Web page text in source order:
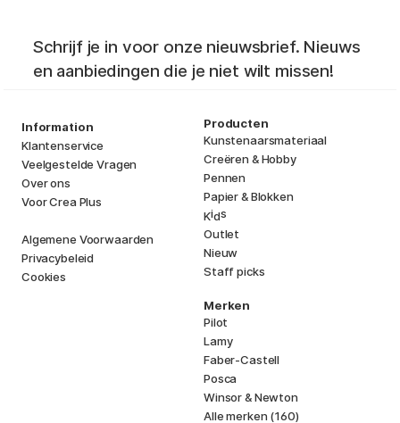
Schrijf je in voor onze nieuwsbrief. Nieuws
en aanbiedingen die je niet wilt missen!
Information
Klantenservice
Veelgestelde Vragen
Over ons
Voor Crea Plus
Algemene Voorwaarden
Privacybeleid
Cookies
Producten
Kunstenaarsmateriaal
Creëren & Hobby
Pennen
Papier & Blokken
Kids
Outlet
Nieuw
Staff picks
Merken
Pilot
Lamy
Faber-Castell
Posca
Winsor & Newton
Alle merken (160)